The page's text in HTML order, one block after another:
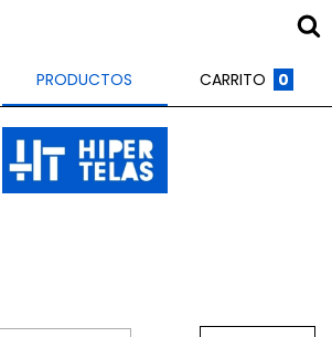
PRODUCTOS CARRITO 0